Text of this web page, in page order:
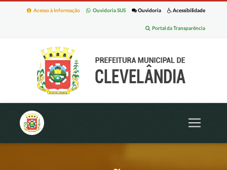
Acessibilidade
Ouvidoria
Ouvidoria SUS
Acesso à Informação
Portal da Transparência